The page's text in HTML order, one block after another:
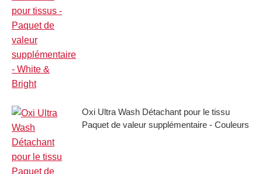
Oxi Ultra Wash Détachant pour le tissu
Paquet de valeur supplémentaire - Couleurs